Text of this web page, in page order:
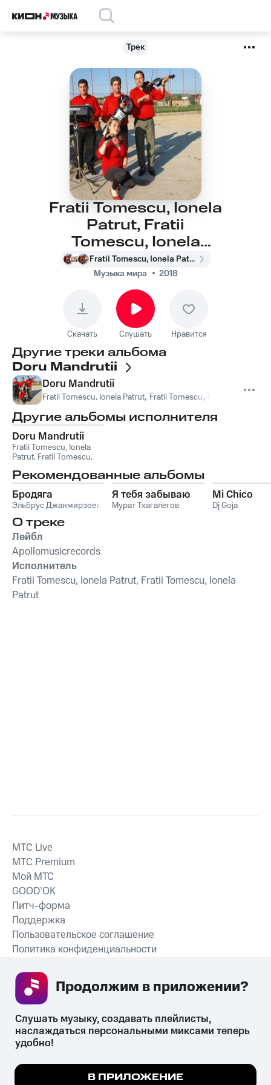
Трек
Fratii Tomescu, Ionela
Patrut, Fratii
Tomescu, Ionela
Patrut - Doru
Mandrutii
Fratii Tomescu, Ionela Patrut, Fratii Tomescu, Ionela Patrut
Музыка мира
2018
Скачать Слушать Нравится
Другие треки альбома
Doru Mandrutii
Doru Mandrutii
Fratii Tomescu, Ionela Patrut, Fratii Tomescu,
Другие альбомы исполнителя
Doru Mandrutii
Fratii Tomescu, Ionela
Patrut, Fratii Tomescu,
Рекомендованные альбомы
Бродяга
Эльбрус Джанмирзоев
Я тебя забываю
Мурат Тхагалегов
Mi Chico
Dj Goja
О треке
Лейбл
Apollomusicrecords
Исполнитель
Fratii Tomescu, Ionela Patrut, Fratii Tomescu, Ionela
Patrut
СКАЧАТЬ ПРИЛОЖЕНИЕ
MTС Live
MTС Premium
Мой МТС
GOOD’OK
Питч-форма
Поддержка
Пользовательское соглашение
Политика конфиденциальности
психотропных веществ, их аналогов причиняет вред здоровью,
их незаконный оборот запрещён и влечёт установленную
Мы используем куки, чтобы на сайте все
Слушать музыку, создавать плейлисты,
наслаждаться персональными миксами теперь
удобно!
В ПРИЛОЖЕНИЕ